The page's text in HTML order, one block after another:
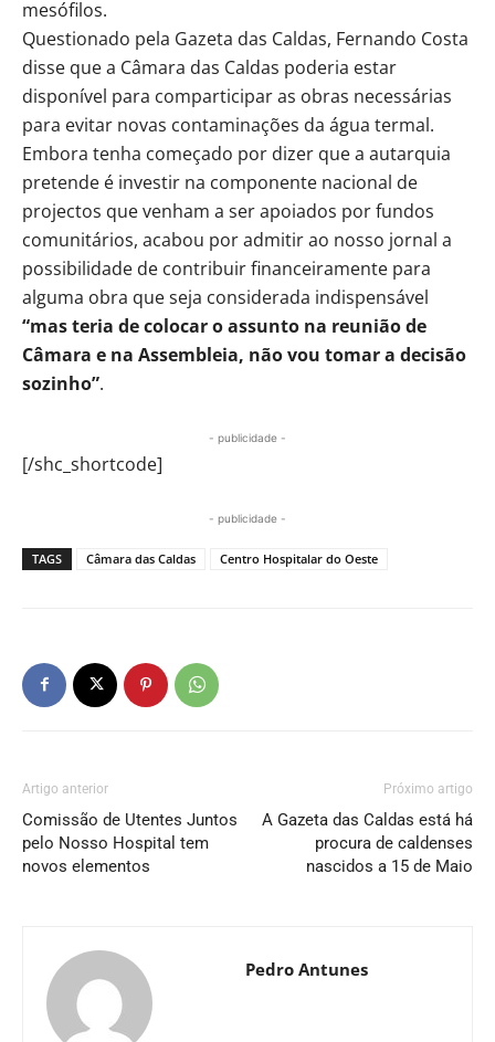
mesófilos.
Questionado pela Gazeta das Caldas, Fernando Costa
disse que a Câmara das Caldas poderia estar
disponível para comparticipar as obras necessárias
para evitar novas contaminações da água termal.
Embora tenha começado por dizer que a autarquia
pretende é investir na componente nacional de
projectos que venham a ser apoiados por fundos
comunitários, acabou por admitir ao nosso jornal a
possibilidade de contribuir financeiramente para
alguma obra que seja considerada indispensável
“mas teria de colocar o assunto na reunião de
Câmara e na Assembleia, não vou tomar a decisão
sozinho”.
- publicidade -
[/shc_shortcode]
- publicidade -
TAGS Câmara das Caldas Centro Hospitalar do Oeste
Artigo anterior
Comissão de Utentes Juntos
pelo Nosso Hospital tem
novos elementos
Próximo artigo
A Gazeta das Caldas está há
procura de caldenses
nascidos a 15 de Maio
Pedro Antunes